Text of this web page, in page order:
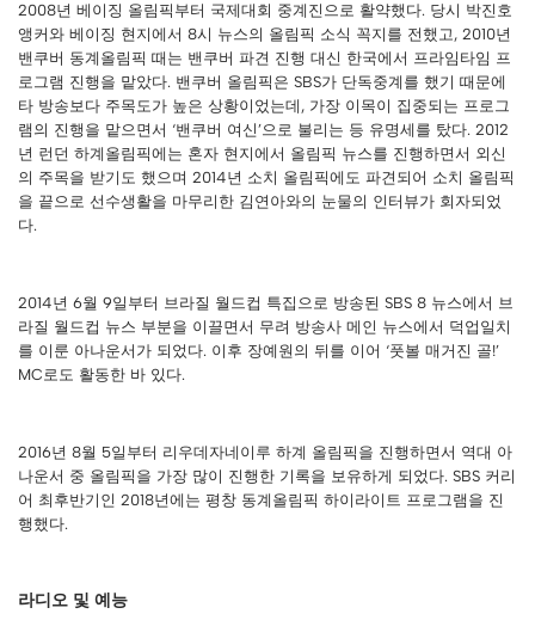
2008년 베이징 올림픽부터 국제대회 중계진으로 활약했다. 당시 박진호
앵커와 베이징 현지에서 8시 뉴스의 올림픽 소식 꼭지를 전했고, 2010년
밴쿠버 동계올림픽 때는 밴쿠버 파견 진행 대신 한국에서 프라임타임 프
로그램 진행을 맡았다. 밴쿠버 올림픽은 SBS가 단독중계를 했기 때문에
타 방송보다 주목도가 높은 상황이었는데, 가장 이목이 집중되는 프로그
램의 진행을 맡으면서 ‘밴쿠버 여신’으로 불리는 등 유명세를 탔다. 2012
년 런던 하계올림픽에는 혼자 현지에서 올림픽 뉴스를 진행하면서 외신
의 주목을 받기도 했으며 2014년 소치 올림픽에도 파견되어 소치 올림픽
을 끝으로 선수생활을 마무리한 김연아와의 눈물의 인터뷰가 회자되었
다.
2014년 6월 9일부터 브라질 월드컵 특집으로 방송된 SBS 8 뉴스에서 브
라질 월드컵 뉴스 부분을 이끌면서 무려 방송사 메인 뉴스에서 덕업일치
를 이룬 아나운서가 되었다. 이후 장예원의 뒤를 이어 ‘풋볼 매거진 골!’
MC로도 활동한 바 있다.
2016년 8월 5일부터 리우데자네이루 하계 올림픽을 진행하면서 역대 아
나운서 중 올림픽을 가장 많이 진행한 기록을 보유하게 되었다. SBS 커리
어 최후반기인 2018년에는 평창 동계올림픽 하이라이트 프로그램을 진
행했다.
라디오 및 예능